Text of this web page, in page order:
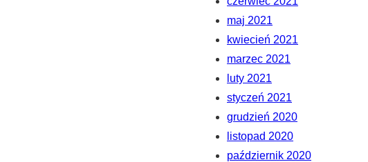
maj 2021
kwiecień 2021
marzec 2021
luty 2021
styczeń 2021
grudzień 2020
listopad 2020
październik 2020